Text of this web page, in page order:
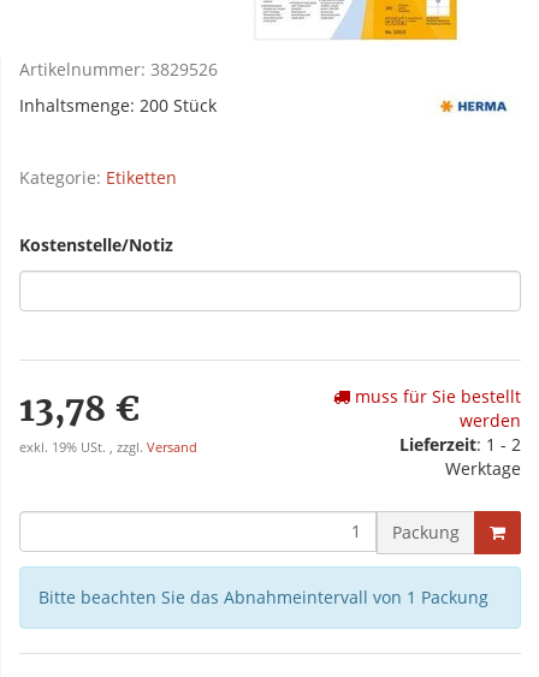
Artikelnummer: 3829526
Inhaltsmenge: 200 Stück
Kategorie: Etiketten
Kostenstelle/Notiz
13,78 €
exkl. 19% USt. , zzgl. Versand
muss für Sie bestellt
werden
Lieferzeit: 1 - 2
Werktage
Packung
Bitte beachten Sie das Abnahmeintervall von 1 Packung